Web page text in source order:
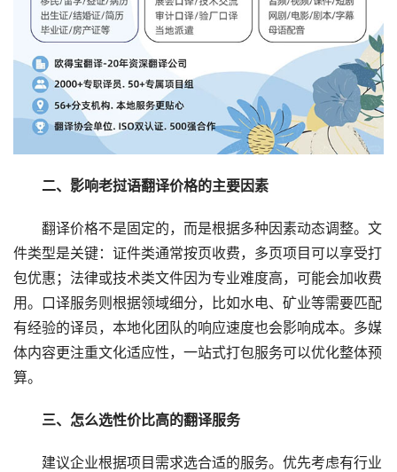
二、影响老挝语翻译价格的主要因素
翻译价格不是固定的，而是根据多种因素动态调整。文
件类型是关键：证件类通常按页收费，多页项目可以享受打
包优惠；法律或技术类文件因为专业难度高，可能会加收费
用。口译服务则根据领域细分，比如水电、矿业等需要匹配
有经验的译员，本地化团队的响应速度也会影响成本。多媒
体内容更注重文化适应性，一站式打包服务可以优化整体预
算。
三、怎么选性价比高的翻译服务
建议企业根据项目需求选合适的服务。优先考虑有行业